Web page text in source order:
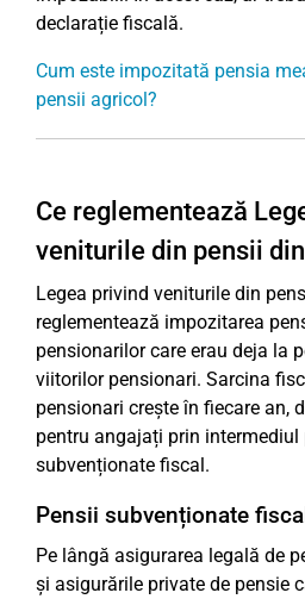
declarație fiscală.
Cum este impozitată pensia
pensii agricol?
Ce reglementează
veniturile din pensii
Legea privind veniturile din
reglementează impozitarea
pensionarilor care erau deja la
viitorilor pensionari. Sarcina
pensionari crește în fiecare an,
pentru angajați prin intermediul
subvenționate fiscal.
Pensii subvenționate
Pe lângă asigurarea legală de
și asigurările private de pensie